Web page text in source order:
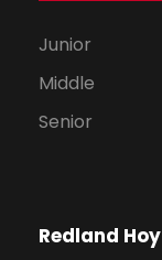
Junior
Middle
Senior
Redland Hoy